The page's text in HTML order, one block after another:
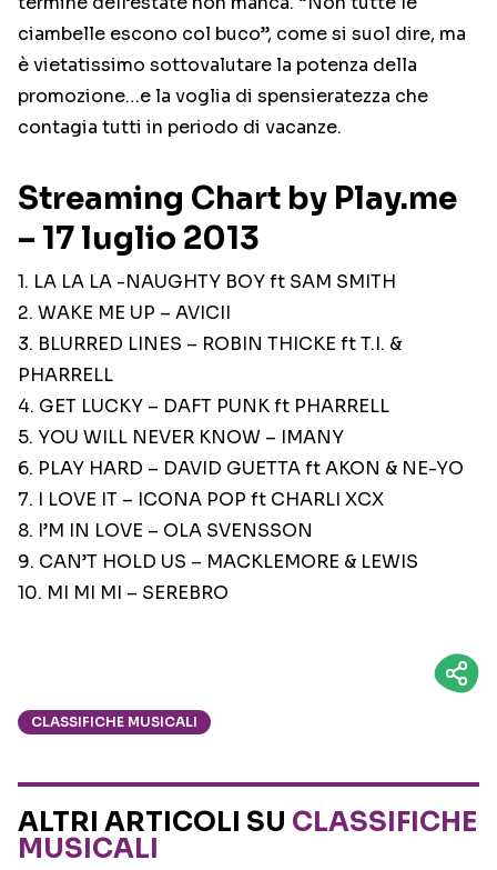
ciambelle escono col buco”, come si suol dire, ma
è vietatissimo sottovalutare la potenza della
promozione…e la voglia di spensieratezza che
contagia tutti in periodo di vacanze.
Streaming Chart by Play.me
– 17 luglio 2013
1. LA LA LA -NAUGHTY BOY ft SAM SMITH
2. WAKE ME UP – AVICII
3. BLURRED LINES – ROBIN THICKE ft T.I. &
PHARRELL
4. GET LUCKY – DAFT PUNK ft PHARRELL
5. YOU WILL NEVER KNOW – IMANY
6. PLAY HARD – DAVID GUETTA ft AKON & NE-YO
7. I LOVE IT – ICONA POP ft CHARLI XCX
8. I’M IN LOVE – OLA SVENSSON
9. CAN’T HOLD US – MACKLEMORE & LEWIS
10. MI MI MI – SEREBRO
CLASSIFICHE MUSICALI
ALTRI ARTICOLI SU CLASSIFICHE
MUSICALI